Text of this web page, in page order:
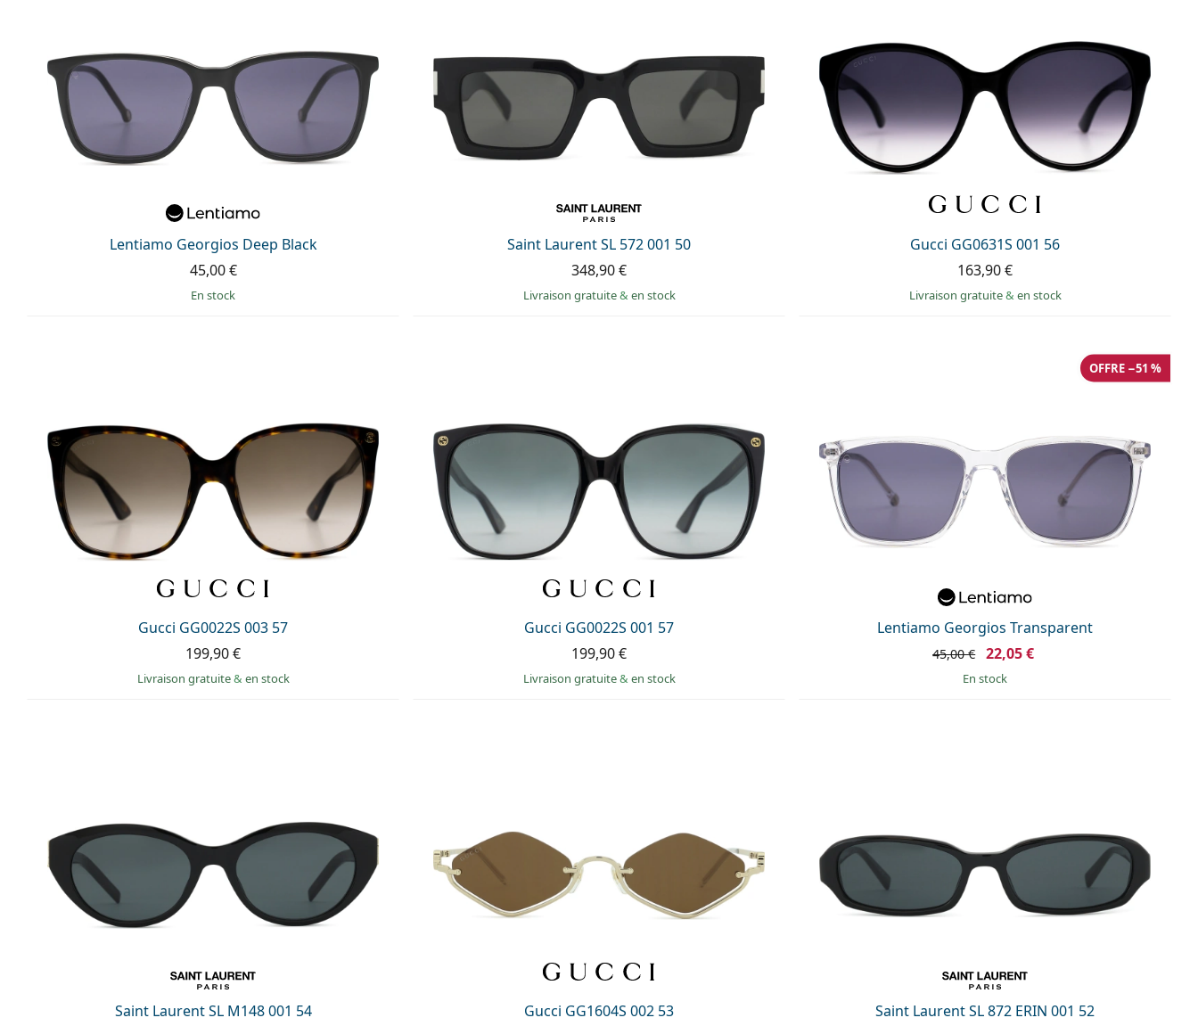
Lentiamo Georgios Deep Black
45,00 €
en stock
Saint Laurent SL 572 001 50
348,90 €
Livraison gratuite& en stock
Gucci GG0631S 001 56
163,90 €
Livraison gratuite& en stock
Gucci GG0022S 003 57
199,90 €
Livraison gratuite& en stock
Gucci GG0022S 001 57
199,90 €
Livraison gratuite& en stock
Lentiamo Georgios Transparent
OFFRE −51 %
45,00 € 22,05 €
en stock
Saint Laurent SL M148 001 54
Gucci GG1604S 002 53
Saint Laurent SL 872 ERIN 001 52